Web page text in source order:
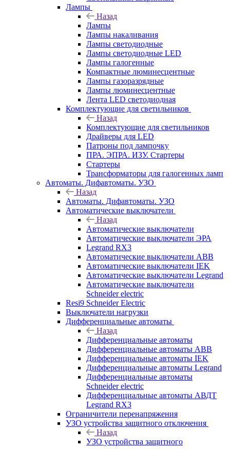
Лампы
Назад
Лампы
Лампы накаливания
Лампы светодиодные
Лампы светодиодные LED
Лампы галогенные
Компактные люминесцентные
Лампы газоразрядные
Лампы люминесцентные
Лента LED светодиодная
Комплектующие для светильников
Назад
Комплектующие для светильников
Драйверы для LED
Патроны под лампочку
ПРА. ЭПРА. ИЗУ. Стартеры
Стартеры
Трансформаторы для галогенных ламп
Автоматы. Дифавтоматы. УЗО
Назад
Автоматы. Дифавтоматы. УЗО
Автоматические выключатели
Назад
Автоматические выключатели
Автоматические выключатели ЭРА
Legrand RX3
Автоматические выключатели ABB
Автоматические выключатели IEK
Автоматические выключатели Legrand
Автоматические выключатели
Schneider electric
Resi9 Schneider Electric
Выключатели нагрузки
Дифференциальные автоматы
Назад
Дифференциальные автоматы
Дифференциальные автоматы ABB
Дифференциальные автоматы IEK
Дифференциальные автоматы Legrand
Дифференциальные автоматы
Schneider electric
Дифференциальные автоматы АВДТ
Legrand RX3
Ограничители перенапряжения
УЗО устройства защитного отключения
Назад
УЗО устройства защитного